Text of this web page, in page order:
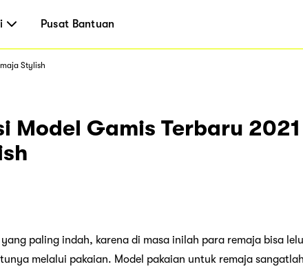
Pusat Bantuan
Stylish
Model Gamis Terbaru
paling indah, karena di masa inilah para remaja bisa
melalui pakaian. Model pakaian untuk remaja